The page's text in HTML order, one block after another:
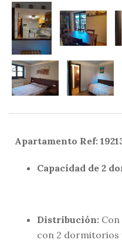
Apartamento Ref:
Capacidad de 2
Distribución:
con 2 dormitorios